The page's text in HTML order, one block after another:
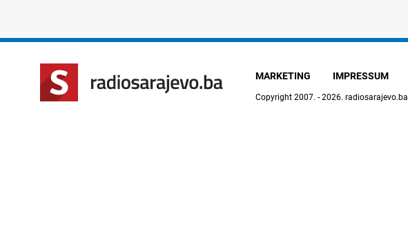
MARKETING IMPRESSUM
Copyright 2007. - 2026. radiosarajevo.ba